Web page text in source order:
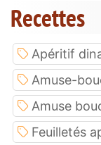
Recettes
Apéritif
Amuse-
Amuse
Feuilletés